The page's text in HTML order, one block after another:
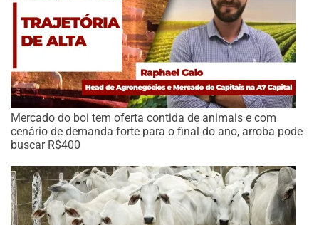
Mercado do boi tem oferta contida de animais e com
cenário de demanda forte para o final do ano, arroba pode
buscar R$400